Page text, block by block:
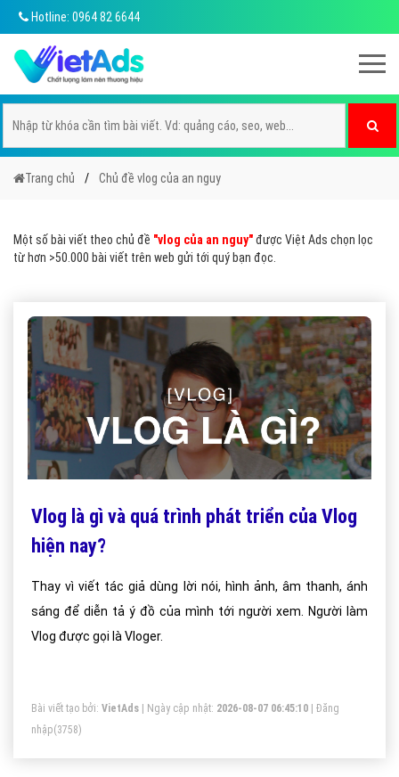
Hotline: 0964 82 6644
Trang chủ Chủ đề vlog của an nguy
Một số bài viết theo chủ đề "vlog của an nguy"được Việt Ads chọn lọc
từ hơn >50.000 bài viết trên web gửi tới quý bạn đọc.
Vlog là gì và quá trình phát triển của Vlog
hiện nay?
Thay vì viết tác giả dùng lời nói, hình ảnh, âm thanh, ánh
sáng để diễn tả ý đồ của mình tới người xem. Người làm
Vlog được gọi là Vloger.
Bài viết tạo bởi: VietAds | Ngày cập nhật: 2026-08-07 06:45:10
Đăng
nhập(3758)